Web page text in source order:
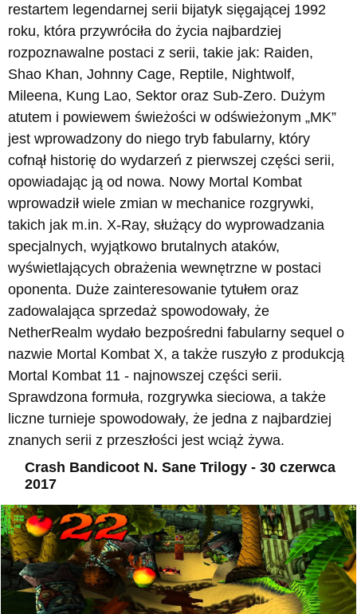
restartem legendarnej serii bijatyk sięgającej 1992
roku, która przywróciła do życia najbardziej
rozpoznawalne postaci z serii, takie jak: Raiden,
Shao Khan, Johnny Cage, Reptile, Nightwolf,
Mileena, Kung Lao, Sektor oraz Sub-Zero. Dużym
atutem i powiewem świeżości w odświeżonym „MK”
jest wprowadzony do niego tryb fabularny, który
cofnął historię do wydarzeń z pierwszej części serii,
opowiadając ją od nowa. Nowy Mortal Kombat
wprowadził wiele zmian w mechanice rozgrywki,
takich jak m.in. X-Ray, służący do wyprowadzania
specjalnych, wyjątkowo brutalnych ataków,
wyświetlających obrażenia wewnętrzne w postaci
oponenta. Duże zainteresowanie tytułem oraz
zadowalająca sprzedaż spowodowały, że
NetherRealm wydało bezpośredni fabularny sequel o
nazwie Mortal Kombat X, a także ruszyło z produkcją
Mortal Kombat 11 - najnowszej części serii.
Sprawdzona formuła, rozgrywka sieciowa, a także
liczne turnieje spowodowały, że jedna z najbardziej
znanych serii z przeszłości jest wciąż żywa.
Crash Bandicoot N. Sane Trilogy - 30 czerwca
2017